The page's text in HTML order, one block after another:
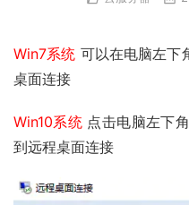
Win7系统 可以在电脑左下
桌面连接
Win10系统 点击电脑左下
到远程桌面连接